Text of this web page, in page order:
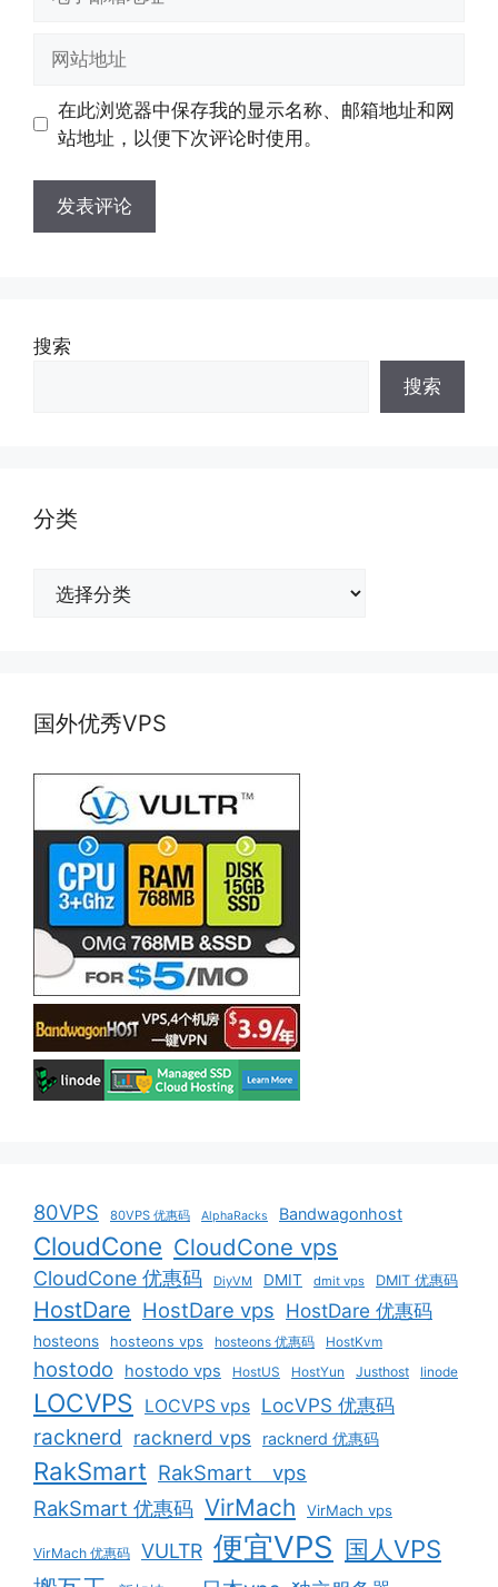
址
址
在此浏览器中保存我的显示名称、邮箱地址和网
站地址，以便下次评论时使用。
搜索
搜索
分类
国外优秀VPS
80VPS 80VPS 优惠码 AlphaRacks Bandwagonhost
CloudCone CloudCone vps
CloudCone 优惠码 DiyVM DMIT dmit vps DMIT 优惠码
HostDare HostDare vps HostDare 优惠码
hosteons hosteons vps hosteons 优惠码 HostKvm
hostodo hostodo vps HostUS HostYun Justhost linode
LOCVPS LOCVPS vps LocVPS 优惠码
racknerd racknerd vps racknerd 优惠码
RakSmart RakSmart vps
RakSmart 优惠码 VirMach VirMach vps
VirMach 优惠码 VULTR 便宜VPS 国人VPS